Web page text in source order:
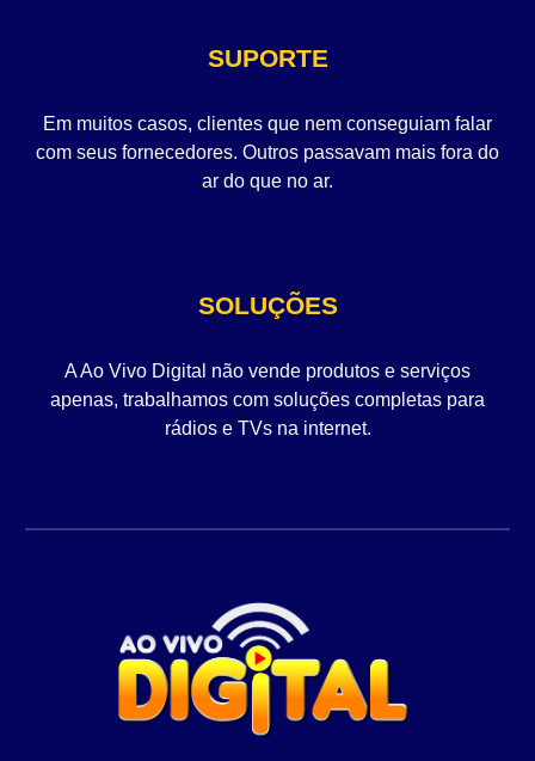
SUPORTE
Em muitos casos, clientes que nem conseguiam falar
com seus fornecedores. Outros passavam mais fora do
ar do que no ar.
SOLUÇÕES
A Ao Vivo Digital não vende produtos e serviços
apenas, trabalhamos com soluções completas para
rádios e TVs na internet.